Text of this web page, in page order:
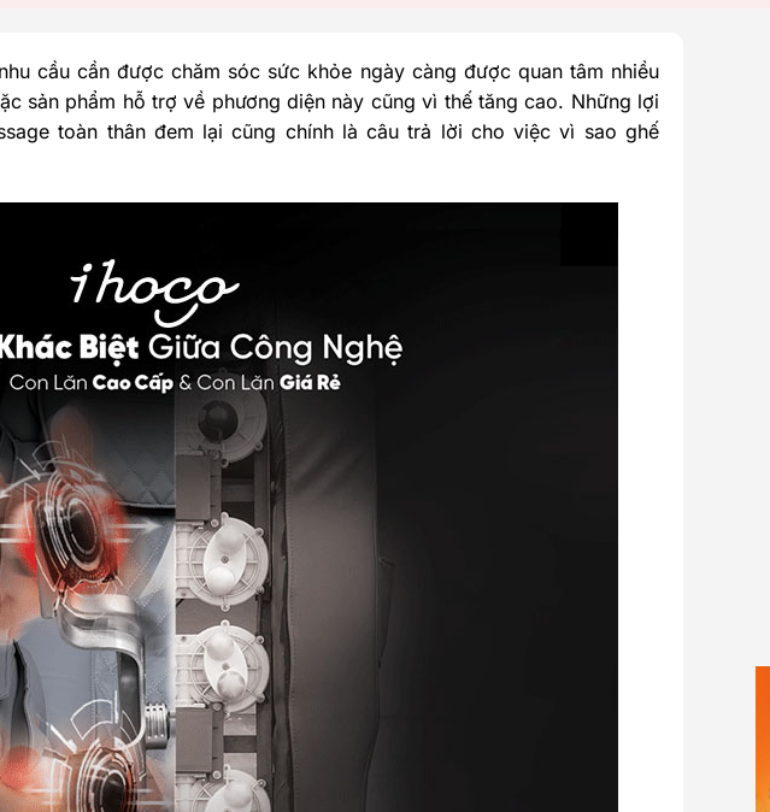
cầu cần được chăm sóc sức khỏe ngày càng được quan tâm nhiều
sản phẩm hỗ trợ về phương diện này cũng vì thế tăng cao. Những lợi
toàn thân đem lại cũng chính là câu trả lời cho việc vì sao ghế